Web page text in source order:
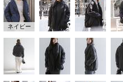
ネイビー